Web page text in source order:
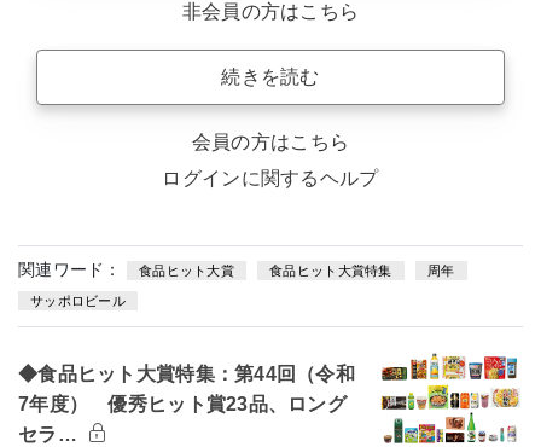
非会員の方はこちら
続きを読む
会員の方はこちら
ログインに関するヘルプ
関連ワード： 食品ヒット大賞 食品ヒット大賞特集 周年
サッポロビール
◆食品ヒット大賞特集：第44回（令和
7年度） 優秀ヒット賞23品、ロング
セラ…